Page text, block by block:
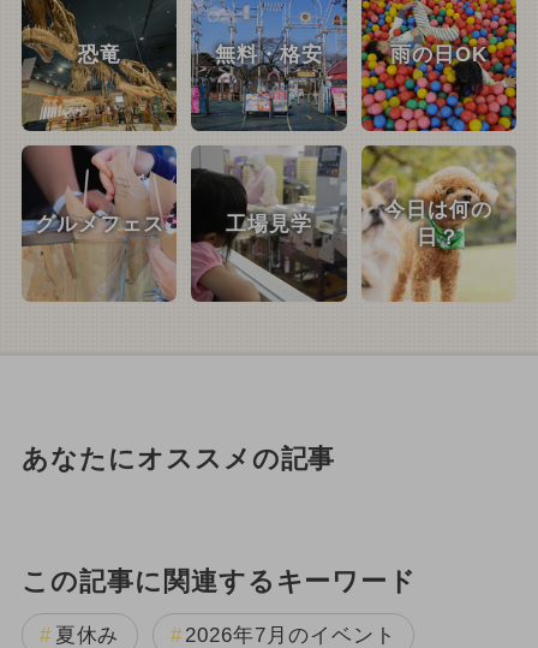
恐竜 無料・格安 雨の日OK
グルメフェス 工場見学
今日は何の
日？
あなたにオススメの記事
この記事に関連するキーワード
夏休み 2026年7月のイベント